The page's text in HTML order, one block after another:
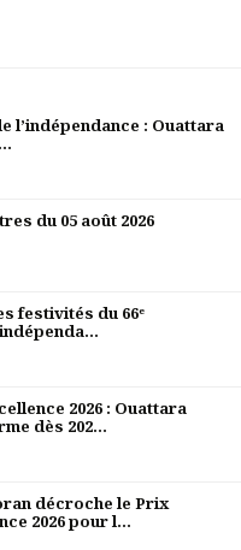
l’indépendance : Ouattara
du 05 août 2026
festivités du 66ᵉ
2026 : Ouattara
dès 202...
décroche le Prix
2026 pour l...